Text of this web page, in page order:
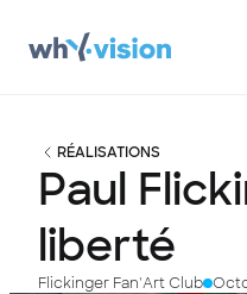
RÉALISATIONS
Paul
liberté
Flickinger Fan'Art Club